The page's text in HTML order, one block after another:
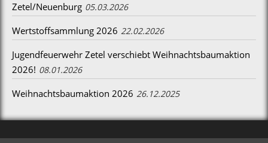
Zetel/Neuenburg 05.03.2026
Wertstoffsammlung 2026 22.02.2026
Jugendfeuerwehr Zetel verschiebt Weihnachtsbaumaktion
2026! 08.01.2026
Weihnachtsbaumaktion 2026 26.12.2025